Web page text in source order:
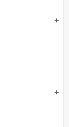
add
add